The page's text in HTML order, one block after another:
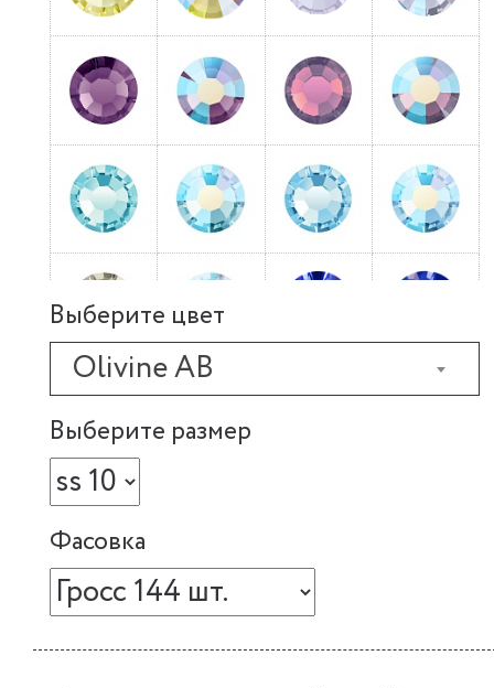
Выберите цвет
Olivine AB
Выберите размер
Фасовка